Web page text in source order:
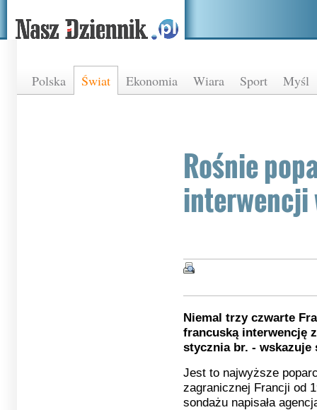
Polska Świat Ekonomia Wiara Sport Myśl
Rośnie
interwencji
Niemal trzy czwarte
francuską interwencję
stycznia br. -
Jest to najwyższe
zagranicznej Francji od
sondażu napisała